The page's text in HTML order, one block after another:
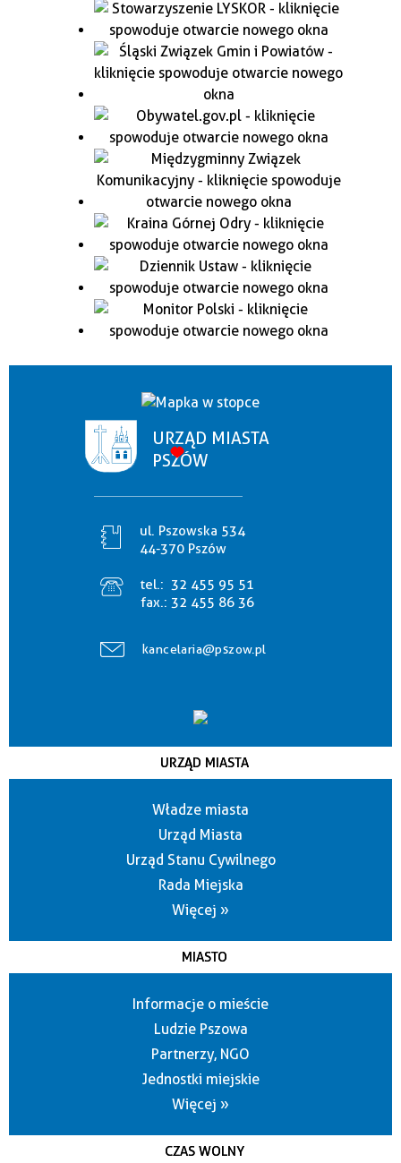
URZĄD MIASTA
PSZÓW
ul. Pszowska 534
44-370 Pszów
tel.: 32 455 95 51
fax.: 32 455 86 36
kancelaria@pszow.pl
URZĄD MIASTA
Władze miasta
Urząd Miasta
Urząd Stanu Cywilnego
Rada Miejska
Więcej »
MIASTO
Informacje o mieście
Ludzie Pszowa
Partnerzy, NGO
Jednostki miejskie
Więcej »
CZAS WOLNY